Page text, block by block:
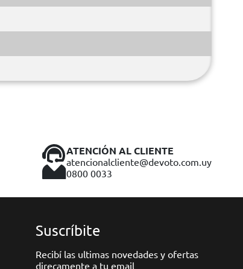
ATENCIÓN AL CLIENTE
atencionalcliente@devoto.com.uy
0800 0033
Suscríbite
Recibí las ultimas novedades y ofertas
direcamente a tu email